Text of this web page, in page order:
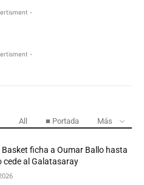
-
-
All ■ Portada Más
Basket ficha a Oumar Ballo hasta
cede al Galatasaray